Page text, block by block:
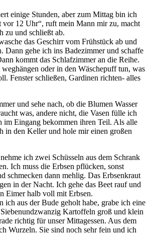
einige Stunden, aber zum Mittag bin ich
vor 12 Uhr“, ruft mein Mann mir zu, macht
zu und schließt ab.
das Geschirr vom Frühstück ab und
Dann gehe ich ins Badezimmer und schaffe
kommt das Schlafzimmer an die Reihe.
oder in den Wäschepuff tun, was
Fenster schließen, Gardinen richten- alles
und sehe nach, ob die Blumen Wasser
was, andere nicht, die Vasen fülle ich
im Eingang bekommen ihren Teil. Als alle
in den Keller und hole mir einen großen
ich zwei Schüsseln aus dem Schrank
Ich muss die Erbsen pflücken, sonst
schmecken dann mehlig. Das Erbsenkraut
in der Nacht. Ich gehe das Beet rauf und
Eimer halb voll mit Erbsen.
ich aus der Bude geholt habe, grabe ich eine
Kartoffeln groß und klein
richtig für unser Mittagessen. Aus dem
Wurzeln. Sie sind noch sehr fein und ich